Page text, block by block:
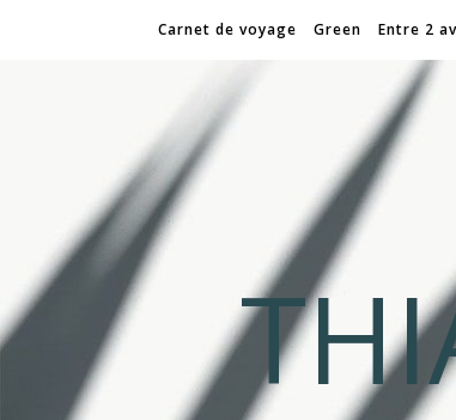
Carnet de voyage Green Entre 2